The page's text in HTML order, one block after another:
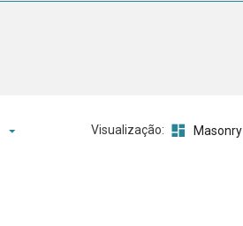
Visualização: Masonry